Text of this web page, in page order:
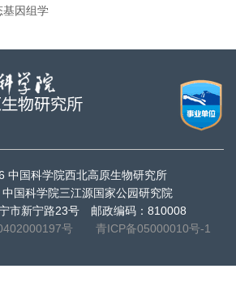
基因组学
中国科学院西北高原生物研究所
国科学院三江源国家公园研究院
市新宁路23号 邮政编码：810008
号
青ICP备05000010号-1